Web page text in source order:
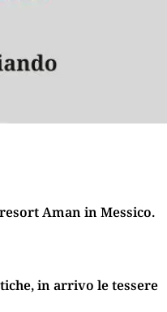
Aman in Messico.
in arrivo le tessere